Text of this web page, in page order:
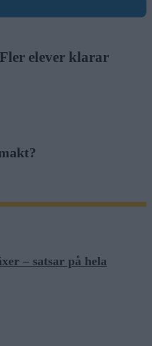
elever klarar
– satsar på hela